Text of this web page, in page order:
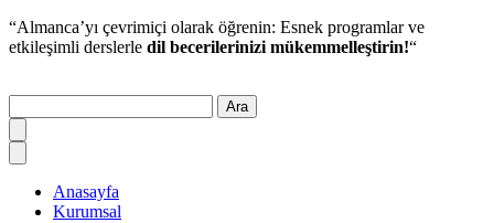
“Almanca’yı çevrimiçi olarak öğrenin: Esnek programlar ve
etkileşimli derslerle dil becerilerinizi mükemmelleştirin!“
Ara
Anasayfa
Kurumsal